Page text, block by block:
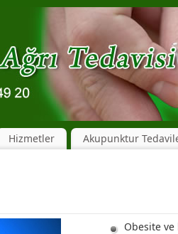
Hizmetler Akupunktur
Obesite